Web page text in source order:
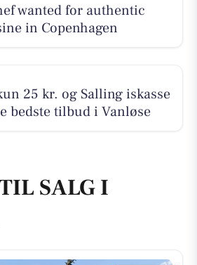
wanted for authentic
in Copenhagen
25 kr. og Salling iskasse
bedste tilbud i Vanløse
SALG I